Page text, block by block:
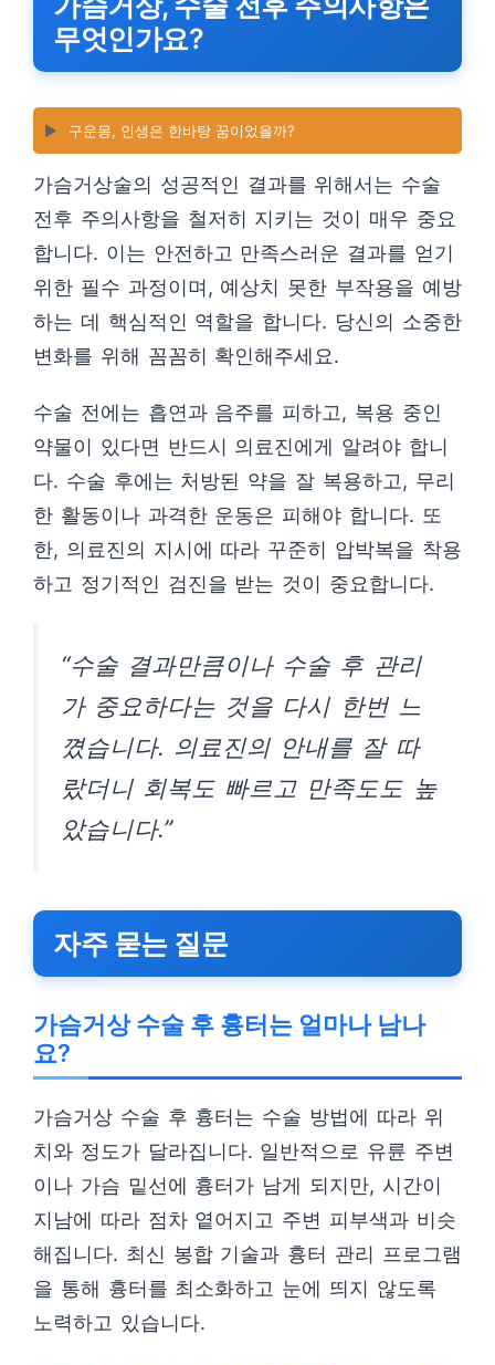
무엇인가요?
▶️ 구운몽, 인생은 한바탕 꿈이었을까?
가슴거상술의 성공적인 결과를 위해서는 수술
전후 주의사항을 철저히 지키는 것이 매우 중요
합니다. 이는 안전하고 만족스러운 결과를 얻기
위한 필수 과정이며, 예상치 못한 부작용을 예방
하는 데 핵심적인 역할을 합니다. 당신의 소중한
변화를 위해 꼼꼼히 확인해주세요.
수술 전에는 흡연과 음주를 피하고, 복용 중인
약물이 있다면 반드시 의료진에게 알려야 합니
다. 수술 후에는 처방된 약을 잘 복용하고, 무리
한 활동이나 과격한 운동은 피해야 합니다. 또
한, 의료진의 지시에 따라 꾸준히 압박복을 착용
하고 정기적인 검진을 받는 것이 중요합니다.
“수술 결과만큼이나 수술 후 관리
가 중요하다는 것을 다시 한번 느
꼈습니다. 의료진의 안내를 잘 따
랐더니 회복도 빠르고 만족도도 높
았습니다.”
자주 묻는 질문
가슴거상 수술 후 흉터는 얼마나 남나
요?
가슴거상 수술 후 흉터는 수술 방법에 따라 위
치와 정도가 달라집니다. 일반적으로 유륜 주변
이나 가슴 밑선에 흉터가 남게 되지만, 시간이
지남에 따라 점차 옅어지고 주변 피부색과 비슷
해집니다. 최신 봉합 기술과 흉터 관리 프로그램
을 통해 흉터를 최소화하고 눈에 띄지 않도록
노력하고 있습니다.